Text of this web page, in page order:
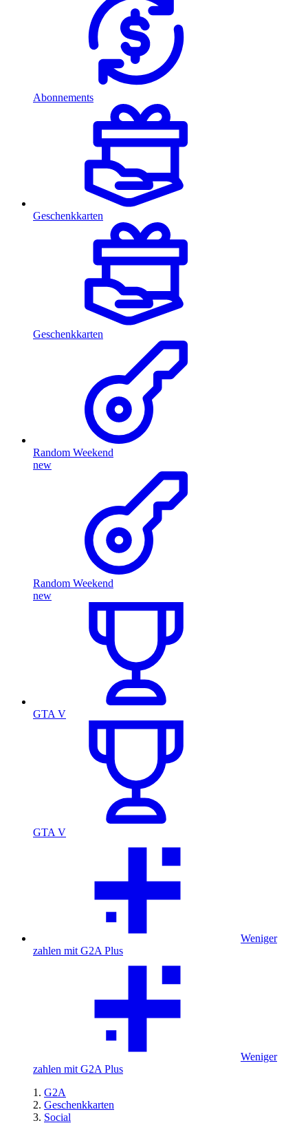
Abonnements
Geschenkkarten
Geschenkkarten
Random Weekend
new
Random Weekend
new
GTA V
GTA V
Weniger
zahlen mit G2A Plus
Weniger
zahlen mit G2A Plus
G2A
Geschenkkarten
Social